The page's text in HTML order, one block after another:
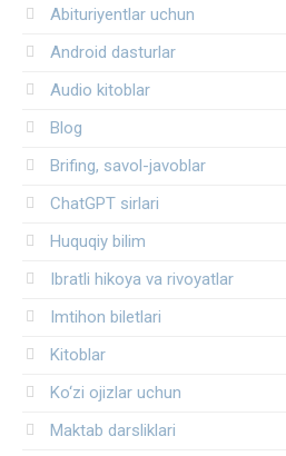
Abituriyentlar uchun
Android dasturlar
Audio kitoblar
Blog
Brifing, savol-javoblar
ChatGPT sirlari
Huquqiy bilim
Ibratli hikoya va rivoyatlar
Imtihon biletlari
Kitoblar
Ko‘zi ojizlar uchun
Maktab darsliklari